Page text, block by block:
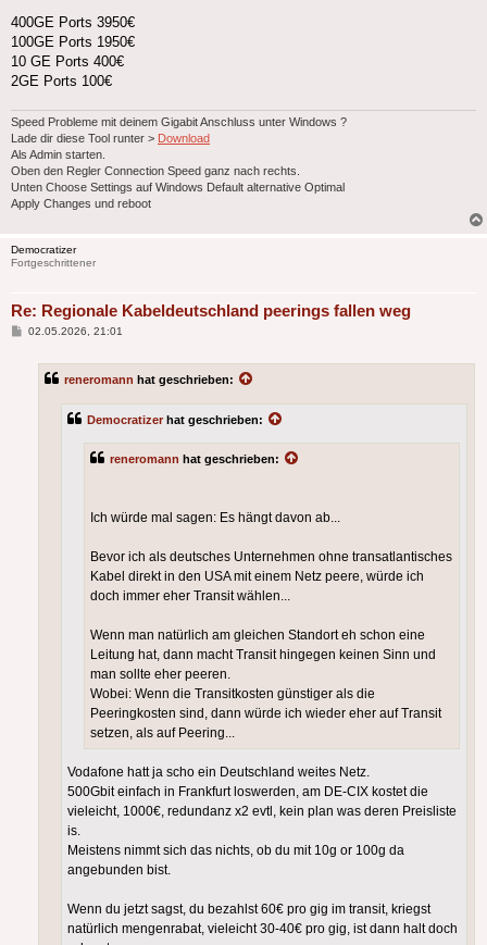
400GE Ports 3950€
100GE Ports 1950€
10 GE Ports 400€
2GE Ports 100€
Speed Probleme mit deinem Gigabit Anschluss unter Windows ?
Lade dir diese Tool runter > Download
Als Admin starten.
Oben den Regler Connection Speed ganz nach rechts.
Unten Choose Settings auf Windows Default alternative Optimal
Apply Changes und reboot
Democratizer
Fortgeschrittener
Re: Regionale Kabeldeutschland peerings fallen weg
Beitrag
02.05.2026, 21:01
reneromann hat geschrieben:
Democratizer hat geschrieben:
reneromann hat geschrieben:
Ich würde mal sagen: Es hängt davon ab...
Bevor ich als deutsches Unternehmen ohne transatlantisches
Kabel direkt in den USA mit einem Netz peere, würde ich
doch immer eher Transit wählen...
Wenn man natürlich am gleichen Standort eh schon eine
Leitung hat, dann macht Transit hingegen keinen Sinn und
man sollte eher peeren.
Wobei: Wenn die Transitkosten günstiger als die
Peeringkosten sind, dann würde ich wieder eher auf Transit
setzen, als auf Peering...
Vodafone hatt ja scho ein Deutschland weites Netz.
500Gbit einfach in Frankfurt loswerden, am DE-CIX kostet die
vieleicht, 1000€, redundanz x2 evtl, kein plan was deren Preisliste
is.
Meistens nimmt sich das nichts, ob du mit 10g or 100g da
angebunden bist.
Wenn du jetzt sagst, du bezahlst 60€ pro gig im transit, kriegst
natürlich mengenrabat, vieleicht 30-40€ pro gig, ist dann halt doch